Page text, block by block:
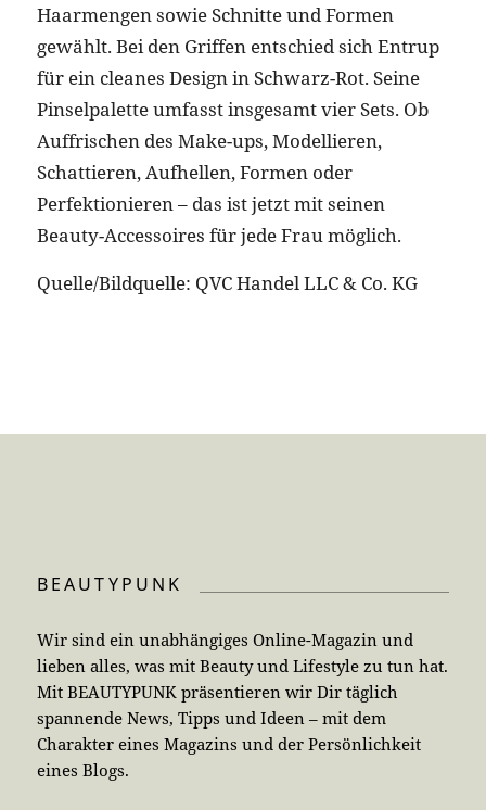
Haarmengen sowie Schnitte und Formen
gewählt. Bei den Griffen entschied sich Entrup
für ein cleanes Design in Schwarz-Rot. Seine
Pinselpalette umfasst insgesamt vier Sets. Ob
Auffrischen des Make-ups, Modellieren,
Schattieren, Aufhellen, Formen oder
Perfektionieren – das ist jetzt mit seinen
Beauty-Accessoires für jede Frau möglich.
Quelle/Bildquelle: QVC Handel LLC & Co. KG
BEAUTYPUNK
Wir sind ein unabhängiges Online-Magazin und
lieben alles, was mit Beauty und Lifestyle zu tun hat.
Mit BEAUTYPUNK präsentieren wir Dir täglich
spannende News, Tipps und Ideen – mit dem
Charakter eines Magazins und der Persönlichkeit
eines Blogs.